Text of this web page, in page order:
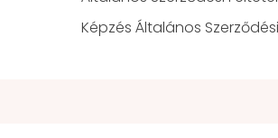
Képzés Általános